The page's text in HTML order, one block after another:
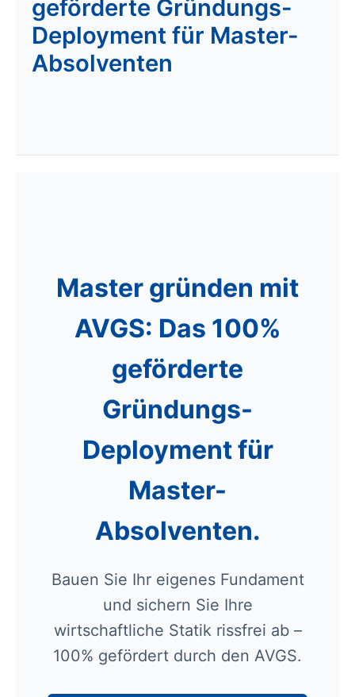
geförderte Gründungs-
Deployment für Master-
Absolventen
Master gründen mit
AVGS: Das 100%
geförderte
Gründungs-
Deployment für
Master-
Absolventen.
Bauen Sie Ihr eigenes Fundament
und sichern Sie Ihre
wirtschaftliche Statik rissfrei ab –
100% gefördert durch den AVGS.